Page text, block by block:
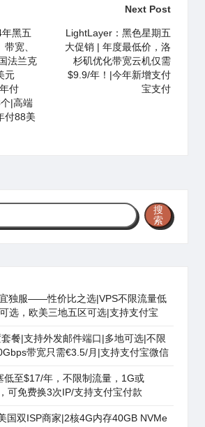
黑五
宽、
法兰克
元
付
|高端
付88美
Next Post
LightLayer：黑色星期五
大促销 | 年度最低价，洛
杉矶优化带宽云机仅需
$9.9/年！|今年新增支付
宝支付
搜
索
宜独服——性价比之选|VPS不限流量低
选，欧美三地五区可选|支持支付宝
套餐|支持外发邮件端口|多地可选|不限
带宽只需€3.5/月|支持支付宝微信
低至$17/年，不限制流量，1G或
可免费换3次IP/支持支付宝付款
国双ISP商家|2核4G内存40GB NVMe